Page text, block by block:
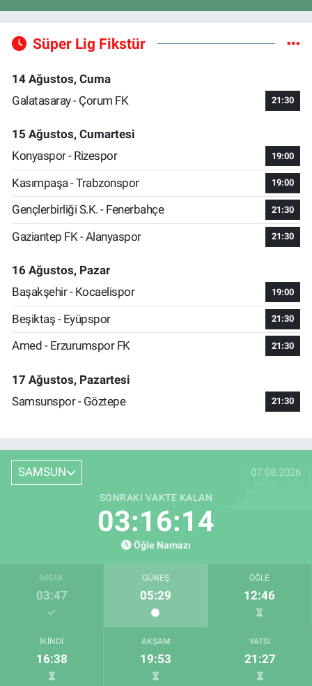
Süper Lig Fikstür
14 Ağustos, Cuma
Galatasaray - Çorum FK
21:30
15 Ağustos, Cumartesi
Konyaspor - Rizespor
19:00
Kasımpaşa - Trabzonspor 19:00
Gençlerbirliği S.K. - Fenerbahçe 21:30
Gaziantep FK - Alanyaspor 21:30
16 Ağustos, Pazar
Başakşehir - Kocaelispor
19:00
Beşiktaş - Eyüpspor 21:30
Amed - Erzurumspor FK 21:30
17 Ağustos, Pazartesi
Samsunspor - Göztepe
21:30
SAMSUN 07.08.2026
SONRAKI VAKTE KALAN
03:16:13
Öğle Namazı
İMSAK
03:47
GÜNEŞ
05:29
ÖĞLE
12:46
İKINDI
16:38
AKŞAM
19:53
YATSI
21:27